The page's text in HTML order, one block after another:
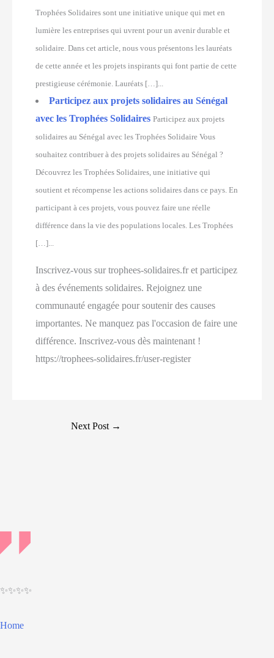
Trophées Solidaires sont une initiative unique qui met en
lumière les entreprises qui uvrent pour un avenir durable et
solidaire. Dans cet article, nous vous présentons les lauréats
de cette année et les projets inspirants qui font partie de cette
prestigieuse cérémonie. Lauréats […]...
Participez aux projets solidaires au Sénégal
avec les Trophées Solidaires Participez aux projets
solidaires au Sénégal avec les Trophées Solidaire Vous
souhaitez contribuer à des projets solidaires au Sénégal ?
Découvrez les Trophées Solidaires, une initiative qui
soutient et récompense les actions solidaires dans ce pays. En
participant à ces projets, vous pouvez faire une réelle
différence dans la vie des populations locales. Les Trophées
[…]...
Inscrivez-vous sur trophees-solidaires.fr et participez
à des événements solidaires. Rejoignez une
communauté engagée pour soutenir des causes
importantes. Ne manquez pas l'occasion de faire une
différence. Inscrivez-vous dès maintenant !
https://trophees-solidaires.fr/user-register
Next Post →
✨✨✨✨
Home